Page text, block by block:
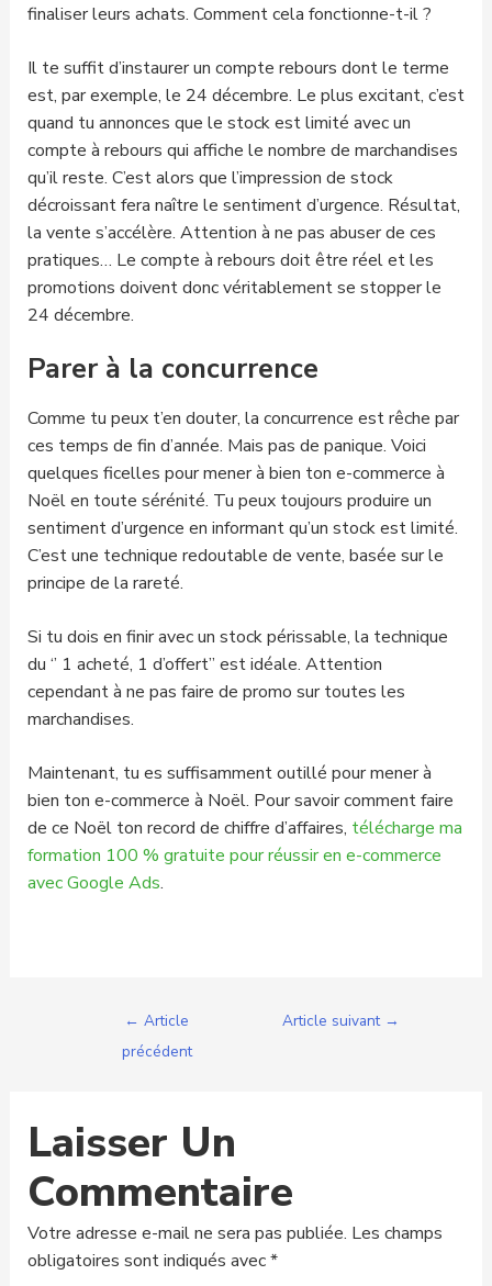
finaliser leurs achats. Comment cela fonctionne-t-il ?
Il te suffit d’instaurer un compte rebours dont le terme
est, par exemple, le 24 décembre. Le plus excitant, c’est
quand tu annonces que le stock est limité avec un
compte à rebours qui affiche le nombre de marchandises
qu’il reste. C’est alors que l’impression de stock
décroissant fera naître le sentiment d’urgence. Résultat,
la vente s’accélère. Attention à ne pas abuser de ces
pratiques… Le compte à rebours doit être réel et les
promotions doivent donc véritablement se stopper le
24 décembre.
Parer à la concurrence
Comme tu peux t’en douter, la concurrence est rêche par
ces temps de fin d’année. Mais pas de panique. Voici
quelques ficelles pour mener à bien ton e-commerce à
Noël en toute sérénité. Tu peux toujours produire un
sentiment d’urgence en informant qu’un stock est limité.
C’est une technique redoutable de vente, basée sur le
principe de la rareté.
Si tu dois en finir avec un stock périssable, la technique
du ‘’ 1 acheté, 1 d’offert’’ est idéale. Attention
cependant à ne pas faire de promo sur toutes les
marchandises.
Maintenant, tu es suffisamment outillé pour mener à
bien ton e-commerce à Noël. Pour savoir comment faire
de ce Noël ton record de chiffre d’affaires, télécharge ma
formation 100 % gratuite pour réussir en e-commerce
avec Google Ads.
← Article
précédent
Article suivant →
Laisser Un
Commentaire
Votre adresse e-mail ne sera pas publiée. Les champs
obligatoires sont indiqués avec*